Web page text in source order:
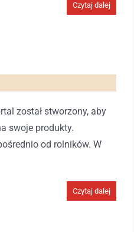
Czytaj dalej
został stworzony, aby
swoje produkty.
od rolników. W
Czytaj dalej